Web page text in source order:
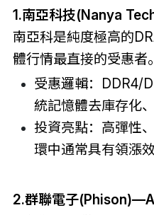
1.南亞科技(Nanya
南亞科是純度極高的
體行情最直接的受惠者。
受惠邏輯：DDR4/
統記憶體去庫存化
投資亮點：高彈性
環中通常具有領漲效
2.群聯電子